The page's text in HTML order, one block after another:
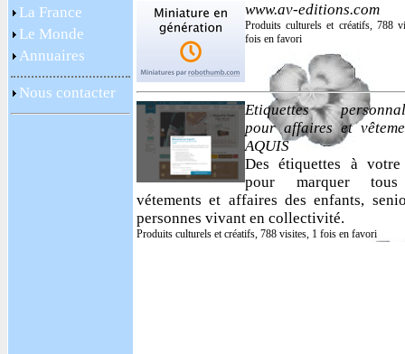
La France
Le Monde
Annuaires
Nous contacter
www.av-editions.com
Produits culturels et créatifs, 788
fois en favori
Etiquettes
pour affaires et
AQUIS
Des étiquettes à
pour marquer
vétements et affaires des enfants,
personnes vivant en collectivité.
Produits culturels et créatifs, 788 visites, 1 fois en favori